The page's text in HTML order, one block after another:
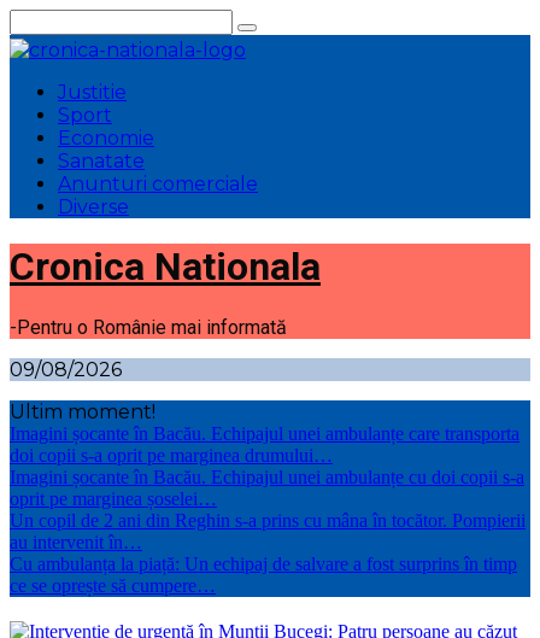
la
conținut
Justitie
Sport
Economie
Sanatate
Anunturi comerciale
Diverse
Cronica Nationala
-Pentru o Românie mai informată
09/08/2026
Ultim moment!
Imagini șocante în Bacău. Echipajul unei ambulanțe care transporta
doi copii s-a oprit pe marginea drumului…
Imagini șocante în Bacău. Echipajul unei ambulanțe cu doi copii s-a
oprit pe marginea șoselei…
Un copil de 2 ani din Reghin s-a prins cu mâna în tocător. Pompierii
au intervenit în…
Cu ambulanța la piață: Un echipaj de salvare a fost surprins în timp
ce se oprește să cumpere…